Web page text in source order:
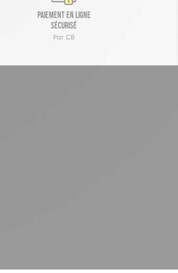
Paiement en ligne
sécurisé
Par CB